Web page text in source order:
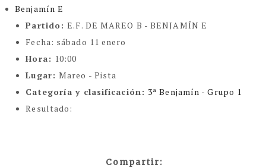
Benjamín E
Partido:E.F. DE MAREO B - BENJAMÍN E
Fecha: sábado 11 enero
Hora: 10:00
Lugar:Mareo - Pista
Categoría y clasificación: 3ª Benjamín - Grupo 1
Resultado:
Compartir: